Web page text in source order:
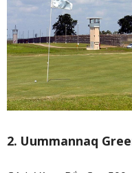
2. Uummannaq